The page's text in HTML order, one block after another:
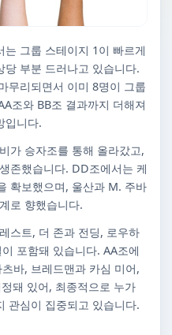
그룹 스테이지 1이 빠르게
부분 드러나고 있습니다.
무리되면서 이미 8명이 그룹
조와 BB조 결과까지 더해져
입니다.
가 승자조를 통해 올라갔고,
존했습니다. DD조에서는 케
확보했으며, 울산과 M. 주바
로 향했습니다.
스트, 더 존과 전딩, 로우하
포함돼 있습니다. AA조에
바, 브레드맨과 카심 미어,
돼 있어, 최종적으로 누가
관심이 집중되고 있습니다.